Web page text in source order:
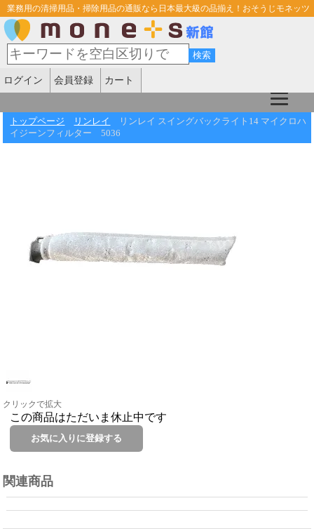
業務用の清掃用品・掃除用品の通販なら日本最大級の品揃え！おそうじモネッツ
ログイン 会員登録 カート
トップページ リンレイ
リンレイ スイングバックライト14 マイクロハ
イジーンフィルター 5036
クリックで拡大
この商品はただいま休止中です
関連商品